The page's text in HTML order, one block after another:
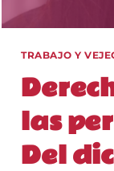
TRABAJO Y
las
Del